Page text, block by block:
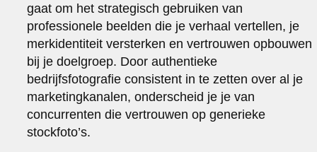
gaat om het strategisch gebruiken van
professionele beelden die je verhaal vertellen, je
merkidentiteit versterken en vertrouwen opbouwen
bij je doelgroep. Door authentieke
bedrijfsfotografie consistent in te zetten over al je
marketingkanalen, onderscheid je je van
concurrenten die vertrouwen op generieke
stockfoto’s.